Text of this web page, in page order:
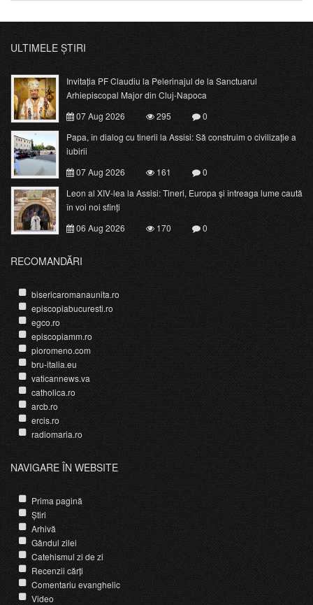
ULTIMELE ȘTIRI
Invitația PF Claudiu la Pelerinajul de la Sanctuarul
Arhiepiscopal Major din Cluj-Napoca
07 Aug 2026
295
0
Papa, în dialog cu tinerii la Assisi: Să construim o civilizație a
iubirii
07 Aug 2026
161
0
Leon al XIV-lea la Assisi: Tineri, Europa și întreaga lume caută
în voi noi sfinți
06 Aug 2026
170 0
RECOMANDĂRI
bisericaromanaunita.ro
episcopiabucuresti.ro
egco.ro
episcopiamm.ro
pioromeno.com
bru-italia.eu
vaticannews.va
catholica.ro
arcb.ro
ercis.ro
radiomaria.ro
NAVIGARE ÎN WEBSITE
Prima pagină
Știri
Arhivă
Gândul zilei
Catehismul zi de zi
Recenzii cărți
Comentariu evanghelic
Video